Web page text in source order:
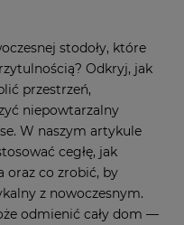
stodoły, które
Odkryj, jak
przestrzeń,
niepowtarzalny
W naszym artykule
cegłę, jak
oraz co zrobić, by
z nowoczesnym.
odmienić cały dom —